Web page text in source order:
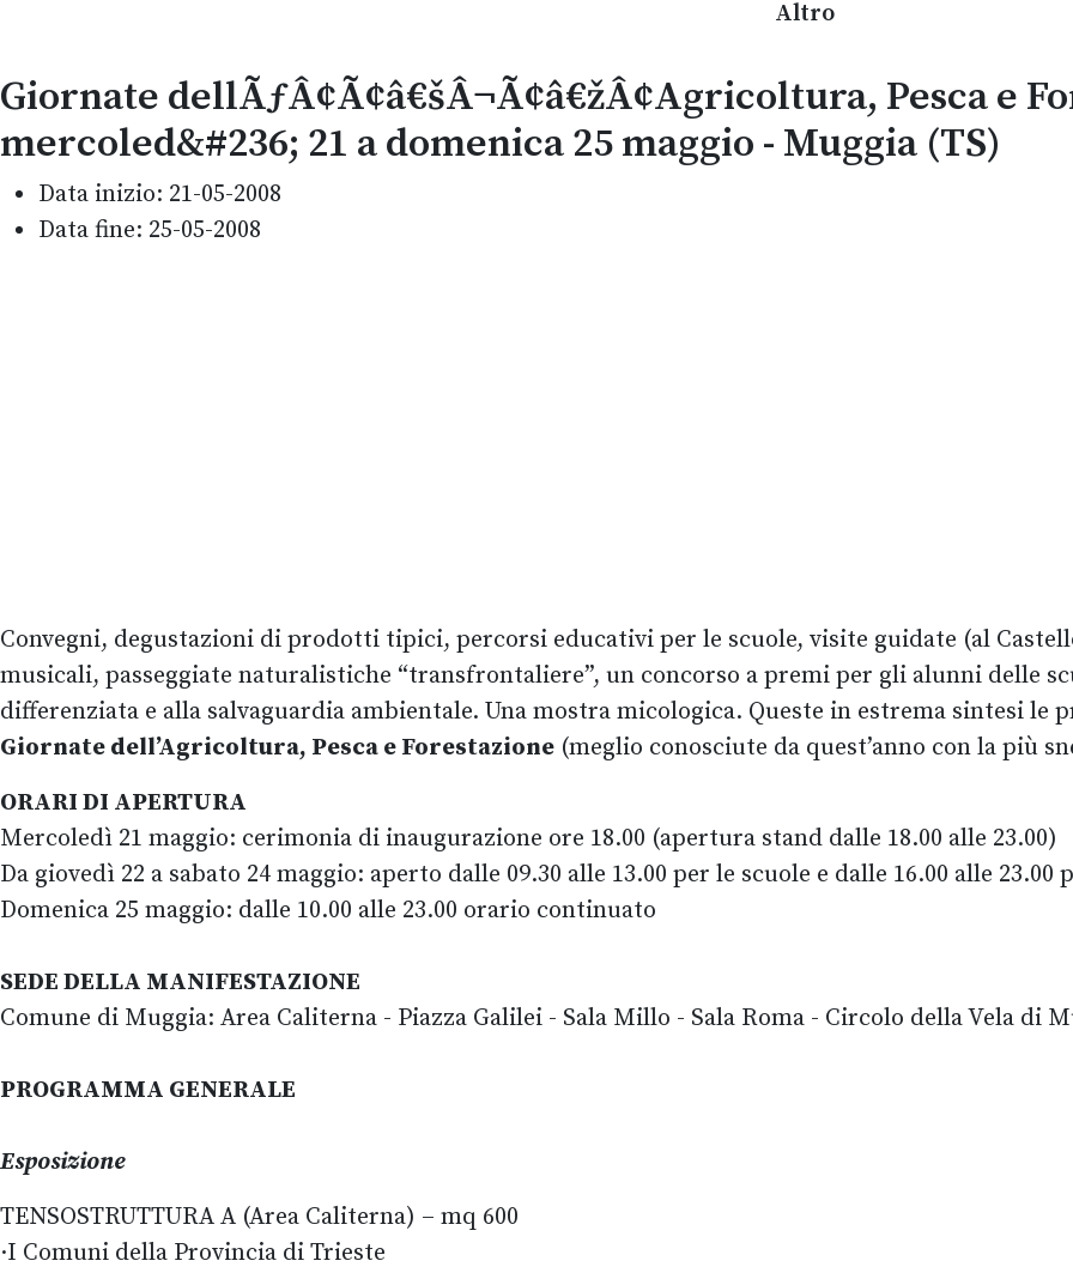
Altro
Giornate dellÃƒÂ¢Ã¢â€šÂ¬Ã¢â€žÂ¢Agricoltura, Pesca e
mercoled&#236; 21 a domenica 25 maggio - Muggia (TS)
Data inizio: 21-05-2008
Data fine: 25-05-2008
Convegni, degustazioni di prodotti tipici, percorsi educativi per le scuole, visite guidate (al
musicali, passeggiate naturalistiche “transfrontaliere”, un concorso a premi per gli alunni delle
differenziata e alla salvaguardia ambientale. Una mostra micologica. Queste in estrema sintesi
Giornate dell’Agricoltura, Pesca e Forestazione (meglio conosciute da quest’anno con la più
ORARI DI APERTURA
Mercoledì 21 maggio: cerimonia di inaugurazione ore 18.00 (apertura stand dalle 18.00 alle 23.00)
Da giovedì 22 a sabato 24 maggio: aperto dalle 09.30 alle 13.00 per le scuole e dalle 16.00 alle
Domenica 25 maggio: dalle 10.00 alle 23.00 orario continuato
SEDE DELLA MANIFESTAZIONE
Comune di Muggia: Area Caliterna - Piazza Galilei - Sala Millo - Sala Roma - Circolo della Vela di
PROGRAMMA GENERALE
Esposizione
TENSOSTRUTTURA A (Area Caliterna) – mq 600
·I Comuni della Provincia di Trieste